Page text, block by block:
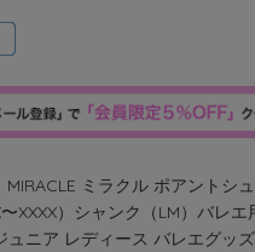
ミラクル ポアントシ
XXXX）シャンク（LM）バレ
ュニア レディース バレエグッ